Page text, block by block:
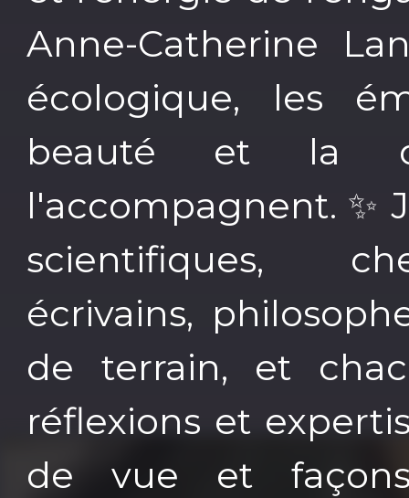
Anne-Catherine
écologique, les
beauté et la
l'accompagnent. ✨
scientifiques,
écrivains,
de terrain, et
réflexions et
de vue et